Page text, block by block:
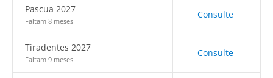
Pascua 2027
Faltam 8 meses
Consulte
Tiradentes 2027
Faltam 9 meses
Consulte